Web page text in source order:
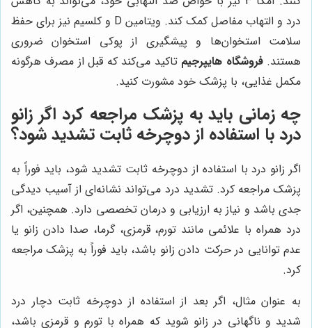
درد و التهاب مفاصل کمک کند. ویتامین D و کلسیم نیز برای حفظ
سلامت استخوان‌ها و پیشگیری از پوکی استخوان ضروری
هستند.فروشگاه هایپرجیم تاکید می‌کند که قبل از مصرف هرگونه
مکمل غذایی، با پزشک خود مشورت کنید.
چه زمانی باید به پزشک مراجعه کرد اگر زانو
درد با استفاده از دوچرخه ثابت تشدید شود؟
اگر زانو درد با استفاده از دوچرخه ثابت تشدید شود، باید فوراً به
پزشک مراجعه کرد. تشدید درد می‌تواند نشانه‌ای از آسیب دیدگی
جدی باشد و نیاز به ارزیابی و درمان تخصصی دارد. همچنین، اگر
درد همراه با علائمی مانند تورم، قرمزی، گرما، صدا دادن زانو یا
عدم توانایی در حرکت دادن زانو باشد، باید فوراً به پزشک مراجعه
کرد.
به عنوان مثال، اگر بعد از استفاده از دوچرخه ثابت دچار درد
شدید و ناگهانی در زانو شوید که همراه با تورم و قرمزی باشد،